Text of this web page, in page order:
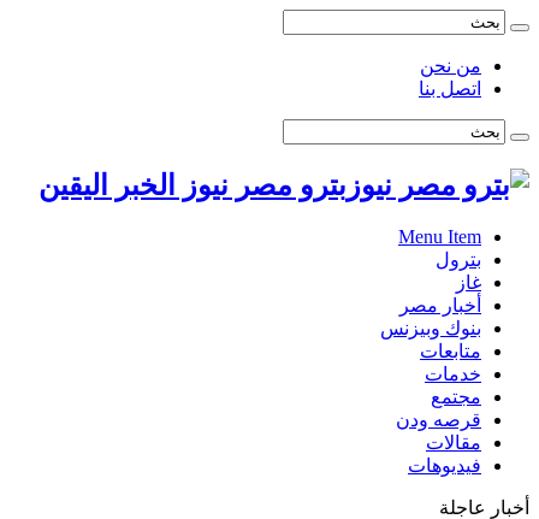
من نحن
اتصل بنا
بترو مصر نيوز الخبر اليقين
Menu Item
بترول
غاز
أخبار مصر
بنوك وبيزنس
متابعات
خدمات
مجتمع
قرصه ودن
مقالات
فيديوهات
أخبار عاجلة